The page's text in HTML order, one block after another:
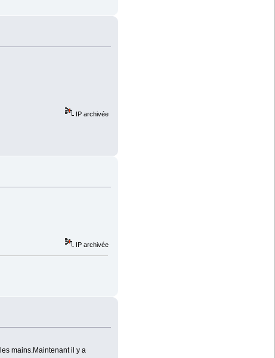
IP archivée
IP archivée
mains.Maintenant il y a